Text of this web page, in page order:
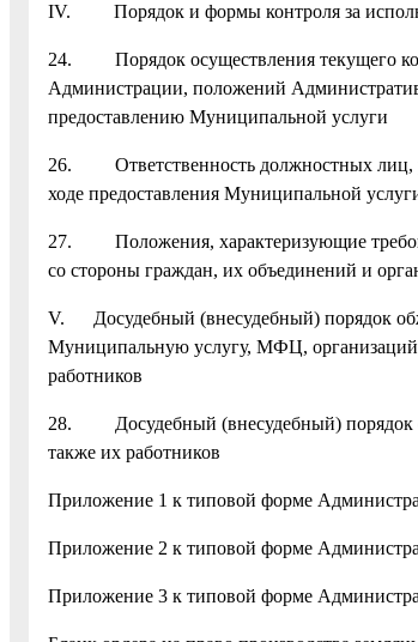
IV. Порядок и формы контроля за
24. Порядок осуществления текущего
Администрации, положений
предоставлению Муниципальной услуги
26. Ответственность должностных лиц,
ходе предоставления Муниципальной
27. Положения, характеризующие
со стороны граждан, их объединений и
V. Досудебный (внесудебный) порядок
Муниципальную услугу, МФЦ,
работников
28. Досудебный (внесудебный) порядок
также их работников
Приложение 1 к типовой форме
Приложение 2 к типовой форме
Приложение 3 к типовой форме